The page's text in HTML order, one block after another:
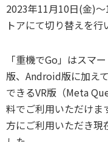
2023年11月10日(金)
トアにて切り替えを行
「重機でGo」はスマ
版、Android版に加え
できるVR版（Meta
料でご利用いただけま
方にご利用いただき現